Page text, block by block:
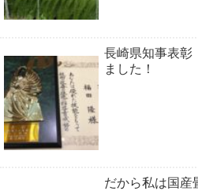
長崎県知事表彰
ました！
だから私は国産